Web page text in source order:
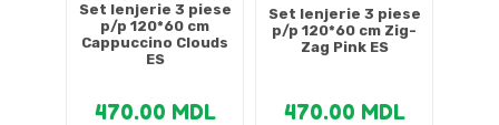
Set lenjerie 3 piese
p/p 120*60 cm
Cappuccino Clouds
ES
470.00 MDL
Set lenjerie 3 piese
p/p 120*60 cm Zig-
Zag Pink ES
470.00 MDL